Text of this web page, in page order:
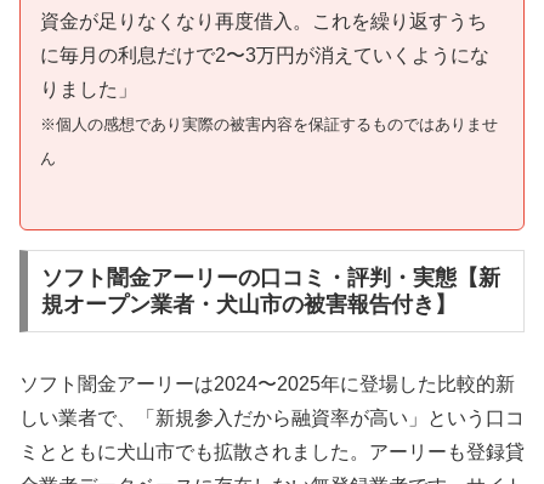
資金が足りなくなり再度借入。これを繰り返すうち
に毎月の利息だけで2〜3万円が消えていくようにな
りました」
※個人の感想であり実際の被害内容を保証するものではありませ
ん
ソフト闇金アーリーの口コミ・評判・実態【新
規オープン業者・犬山市の被害報告付き】
ソフト闇金アーリーは2024〜2025年に登場した比較的新
しい業者で、「新規参入だから融資率が高い」という口コ
ミとともに犬山市でも拡散されました。アーリーも登録貸